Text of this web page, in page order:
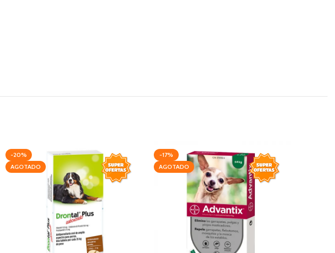
-20%
AGOTADO
-17%
AGOTADO